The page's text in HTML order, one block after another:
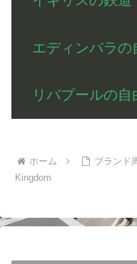
エディンバラの
リバプールの自
ホーム ブランド
Kingdom